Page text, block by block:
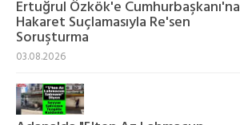
Ertuğrul Özkök'e Cumhurbaşkanı'na
Hakaret Suçlamasıyla Re'sen
Soruşturma
03.08.2026